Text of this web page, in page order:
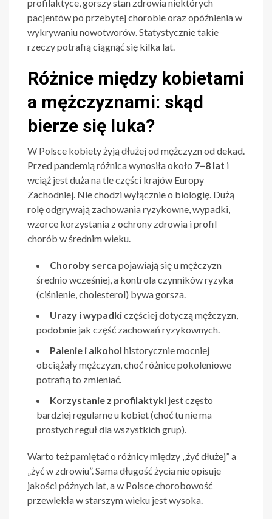
profilaktyce, gorszy stan zdrowia niektórych
pacjentów po przebytej chorobie oraz opóźnienia w
wykrywaniu nowotworów. Statystycznie takie
rzeczy potrafią ciągnąć się kilka lat.
Różnice między kobietami
a mężczyznami: skąd
bierze się luka?
W Polsce kobiety żyją dłużej od mężczyzn od dekad.
Przed pandemią różnica wynosiła około 7–8 lat i
wciąż jest duża na tle części krajów Europy
Zachodniej. Nie chodzi wyłącznie o biologię. Dużą
rolę odgrywają zachowania ryzykowne, wypadki,
wzorce korzystania z ochrony zdrowia i profil
chorób w średnim wieku.
Choroby serca pojawiają się u mężczyzn
średnio wcześniej, a kontrola czynników ryzyka
(ciśnienie, cholesterol) bywa gorsza.
Urazy i wypadkiczęściej dotyczą mężczyzn,
podobnie jak część zachowań ryzykownych.
Palenie i alkohol historycznie mocniej
obciążały mężczyzn, choć różnice pokoleniowe
potrafią to zmieniać.
Korzystanie z profilaktyki jest często
bardziej regularne u kobiet (choć tu nie ma
prostych reguł dla wszystkich grup).
Warto też pamiętać o różnicy między „żyć dłużej” a
„żyć w zdrowiu”. Sama długość życia nie opisuje
jakości późnych lat, a w Polsce chorobowość
przewlekła w starszym wieku jest wysoka.